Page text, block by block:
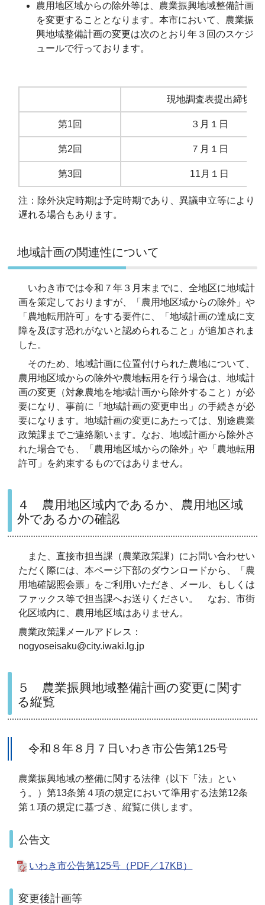
農用地区域からの除外等は、農業振興地域整備計画
を変更することとなります。本市において、農業振
興地域整備計画の変更は次のとおり年３回のスケジ
ュールで行っております。
現地調査表提出締切
第1回 ３月１日
第2回 ７月１日
第3回 11月１日
注：除外決定時期は予定時期であり、異議申立等により
遅れる場合もあります。
地域計画の関連性について
いわき市では令和７年３月末までに、全地区に地域計
画を策定しておりますが、「農用地区域からの除外」や
「農地転用許可」をする要件に、「地域計画の達成に支
障を及ぼす恐れがないと認められること」が追加されま
した。
そのため、地域計画に位置付けられた農地について、
農用地区域からの除外や農地転用を行う場合は、地域計
画の変更（対象農地を地域計画から除外すること）が必
要になり、事前に「地域計画の変更申出」の手続きが必
要になります。地域計画の変更にあたっては、別途農業
政策課までご連絡願います。なお、地域計画から除外さ
れた場合でも、「農用地区域からの除外」や「農地転用
許可」を約束するものではありません。
４ 農用地区域内であるか、農用地区域
外であるかの確認
また、直接市担当課（農業政策課）にお問い合わせい
ただく際には、本ページ下部のダウンロードから、「農
用地確認照会票」をご利用いただき、メール、もしくは
ファックス等で担当課へお送りください。 なお、市街
化区域内に、農用地区域はありません。
農業政策課メールアドレス：
nogyoseisaku@city.iwaki.lg.jp
５ 農業振興地域整備計画の変更に関す
る縦覧
令和８年８月７日いわき市公告第125号
農業振興地域の整備に関する法律（以下「法」とい
う。）第13条第４項の規定において準用する法第12条
第１項の規定に基づき、縦覧に供します。
公告文
いわき市公告第125号（PDF／17KB）
変更後計画等